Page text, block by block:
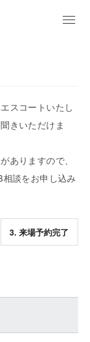
スコートいたし
きいただけま
ありますので、
談をお申し込み
3. 来場予約完了